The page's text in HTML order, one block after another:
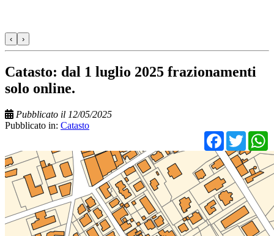
‹ ›
Catasto: dal 1 luglio 2025 frazionamenti
solo online.
Pubblicato il 12/05/2025
Pubblicato in: Catasto